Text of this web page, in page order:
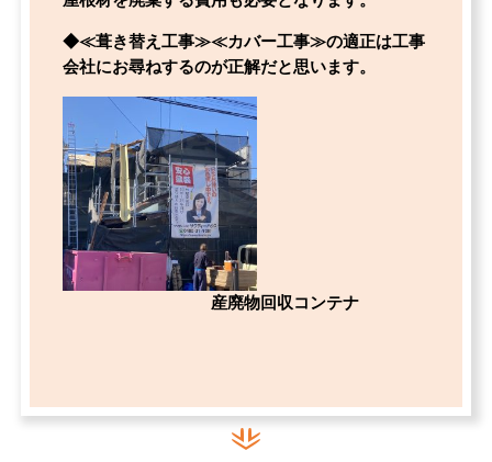
◆≪葺き替え工事≫≪カバー工事≫の適正は工事
会社にお尋ねするのが正解だと思います。
産廃物回収コンテナ